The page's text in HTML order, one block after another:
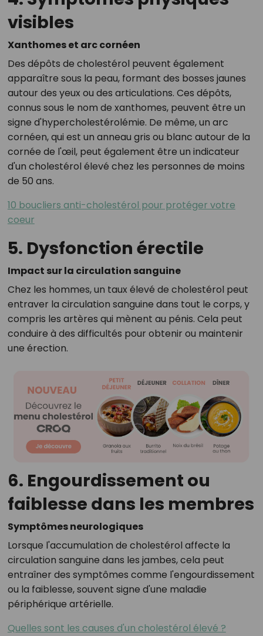
visibles
Xanthomes et arc cornéen
Des dépôts de cholestérol peuvent également
apparaître sous la peau, formant des bosses jaunes
autour des yeux ou des articulations. Ces dépôts,
connus sous le nom de xanthomes, peuvent être un
signe d'hypercholestérolémie. De même, un arc
cornéen, qui est un anneau gris ou blanc autour de la
cornée de l'œil, peut également être un indicateur
d'un cholestérol élevé chez les personnes de moins
de 50 ans.
10 boucliers anti-cholestérol pour protéger votre
coeur
5. Dysfonction érectile
Impact sur la circulation sanguine
Chez les hommes, un taux élevé de cholestérol peut
entraver la circulation sanguine dans tout le corps, y
compris les artères qui mènent au pénis. Cela peut
conduire à des difficultés pour obtenir ou maintenir
une érection.
6. Engourdissement ou
faiblesse dans les membres
Symptômes neurologiques
Lorsque l'accumulation de cholestérol affecte la
circulation sanguine dans les jambes, cela peut
entraîner des symptômes comme l'engourdissement
ou la faiblesse, souvent signe d'une maladie
périphérique artérielle.
Quelles sont les causes d'un cholestérol élevé ?